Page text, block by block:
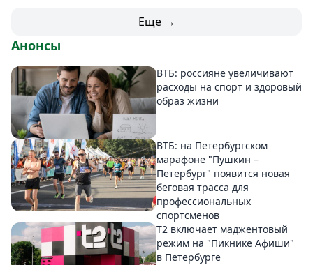
Еще →
Анонсы
ВТБ: россияне увеличивают
расходы на спорт и здоровый
образ жизни
ВТБ: на Петербургском
марафоне "Пушкин –
Петербург" появится новая
беговая трасса для
профессиональных
спортсменов
Т2 включает маджентовый
режим на "Пикнике Афиши"
в Петербурге